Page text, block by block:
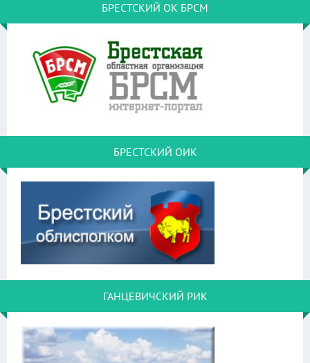
БРЕСТСКИЙ ОК БРСМ
БРЕСТСКИЙ ОИК
ГАНЦЕВИЧСКИЙ РИК